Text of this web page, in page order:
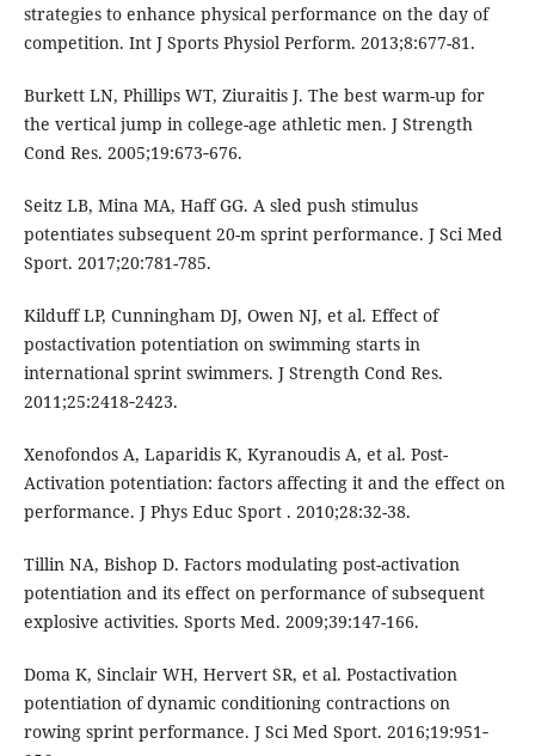
strategies to enhance physical performance on the day of
competition. Int J Sports Physiol Perform. 2013;8:677-81.
Burkett LN, Phillips WT, Ziuraitis J. The best warm-up for
the vertical jump in college-age athletic men. J Strength
Cond Res. 2005;19:673‐676.
Seitz LB, Mina MA, Haff GG. A sled push stimulus
potentiates subsequent 20-m sprint performance. J Sci Med
Sport. 2017;20:781-785.
Kilduff LP, Cunningham DJ, Owen NJ, et al. Effect of
postactivation potentiation on swimming starts in
international sprint swimmers. J Strength Cond Res.
2011;25:2418‐2423.
Xenofondos A, Laparidis K, Kyranoudis A, et al. Post-
Activation potentiation: factors affecting it and the effect on
performance. J Phys Educ Sport . 2010;28:32-38.
Tillin NA, Bishop D. Factors modulating post-activation
potentiation and its effect on performance of subsequent
explosive activities. Sports Med. 2009;39:147-166.
Doma K, Sinclair WH, Hervert SR, et al. Postactivation
potentiation of dynamic conditioning contractions on
rowing sprint performance. J Sci Med Sport. 2016;19:951‐